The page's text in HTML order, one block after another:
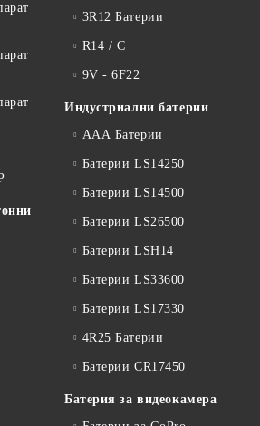
3R12 Батерии
R14 / C
9V - 6F22
Индустриални батерии
ААА Батерии
Батерии LS14250
Батерии LS14500
Батерии LS26500
Батерии LSH14
Батерии LS33600
Батерии LS17330
4R25 Батерии
Батерии CR17450
Батерия за видеокамера